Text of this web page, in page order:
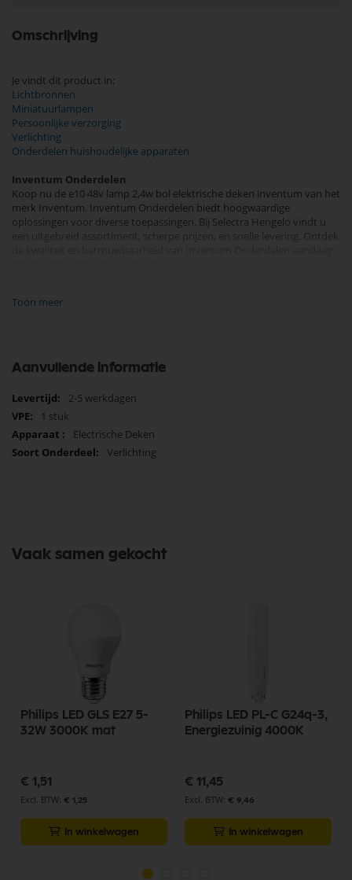
Omschrijving
Je vindt dit product in;
Lichtbronnen
Miniatuurlampen
Persoonlijke verzorging
Verlichting
Onderdelen huishoudelijke apparaten
Inventum Onderdelen
Koop nu de e10 48v lamp 2,4w bol elektrische deken inventum van het
merk Inventum. Inventum Onderdelen biedt hoogwaardige
oplossingen voor diverse toepassingen. Bij Selectra Hengelo vindt u
een uitgebreid assortiment, scherpe prijzen, en snelle levering. Ontdek
Toon meer
Aanvullende informatie
Meer
informatie
2-5 werkdagen
1 stuk
Electrische Deken
Verlichting
Vaak samen gekocht
Philips LED GLS E27 5-
32W 3000K mat
€ 1,51
€ 1,25
In winkelwagen
Philips LED PL-C G24q-3,
Energiezuinig 4000K
€ 11,45
€ 9,46
In winkelwagen